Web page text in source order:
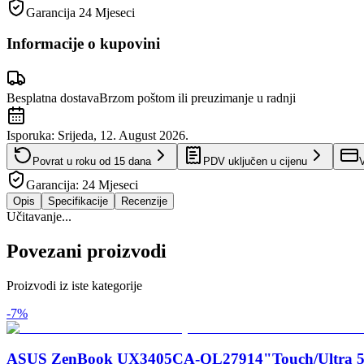
Garancija 24 Mjeseci
Informacije o kupovini
Besplatna dostavaBrzom poštom ili preuzimanje u radnji
Isporuka: Srijeda, 12. August 2026.
Povrat u roku od 15 dana PDV uključen u cijenu
Garancija: 24 Mjeseci
Opis Specifikacije Recenzije
Učitavanje...
Povezani proizvodi
Proizvodi iz iste kategorije
-7%
ASUS ZenBook UX3405CA-QL27914"Touch/Ultra